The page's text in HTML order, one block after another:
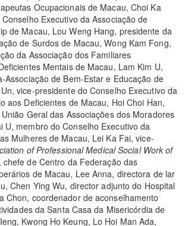
Ocupacionais de Macau, Choi Ka
Executivo da Associação de
de Macau, Lou Weng Hang, presidente da
de Surdos de Macau, Wong Kam Fong,
da Associação dos Familiares
Mentais de Macau, Lam Kim U,
Associação de Bem-Estar e Educação de
vice-presidente do Conselho Executivo da
aos Deficientes de Macau, Hoi Choi Han,
Geral das Associações dos Moradores
U, membro do Conselho Executivo da
Mulheres de Macau, Lei Ka Fai, vice-
of Professional Medical Social Work of
chefe de Centro da Federação das
de Macau, Lee Anna, directora de lar
Chen Ying Wu, director adjunto do Hospital
Chon, coordenador de aconselhamento
da Santa Casa da Misericórdia de
Kwong Ho Keung, Lo Hoi Man Ada,